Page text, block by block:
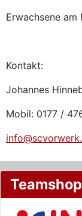
Erwachsene
Kontakt:
Johannes
Mobil: 0177 /
Teamshop